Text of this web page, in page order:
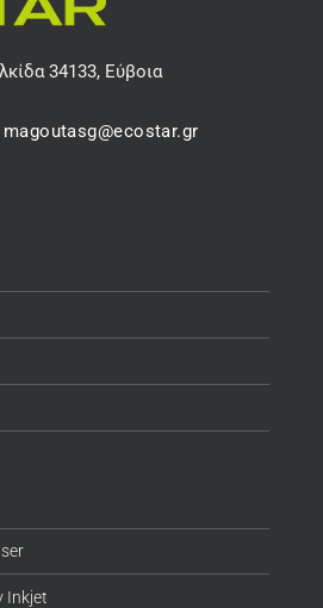
34133, Εύβοια
magoutasg@ecostar.gr
Inkjet